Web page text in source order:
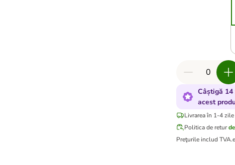
Câștigă
acest
Livrarea în 1-4
Politica de retur
Preţurile includ TVA.